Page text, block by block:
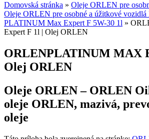
Domovská stránka » Oleje ORLEN pre
Oleje ORLEN pre osobné a úžitkové vozidlá
PLATINUM Max Expert F 5W-30 1l »
Expert F 1l | Olej ORLEN
ORLENPLATINUM MAX
Olej ORLEN
Oleje ORLEN – ORLEN
oleje ORLEN, mazivá,
oleje